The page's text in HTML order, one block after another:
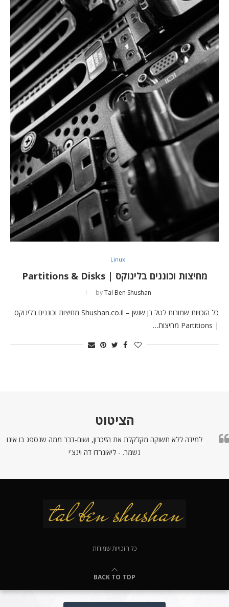
Linux
מחיצות וכוננים בלינוקס | Partitions & Disks
byTal Ben Shushan
כל הזכויות שמורות לטל בן שושן – Shushan.co.il מחיצות וכוננים בלינוקס
| Partitions מחיצות…
הציטוט
למידה ללא תשוקה מקלקלת את הזיכרון, ושום-דבר ממה שנספג בו אינו
נשמר. - ליאונרדו דה וינצ'י
כל הזכויות שמורות
BACK TO TOP